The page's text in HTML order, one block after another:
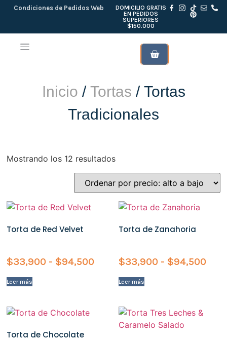
Condiciones de Pedidos Web
DOMICILIO GRATIS
EN PEDIDOS
SUPERIORES
$150.000
Inicio / Tortas / Tortas
Tradicionales
Mostrando los 12 resultados
Torta de Red Velvet
$33,900 - $94,500
Leer más
Torta de Zanahoria
$33,900 - $94,500
Leer más
Torta de Chocolate